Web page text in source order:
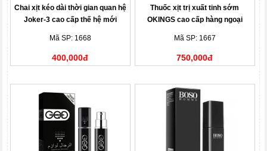
Chai xịt kéo dài thời gian quan hệ
Joker-3 cao cấp thế hệ mới
Mã SP: 1668
400,000đ
Thuốc xịt trị xuất tinh sớm
OKINGS cao cấp hàng ngoại
Mã SP: 1667
750,000đ